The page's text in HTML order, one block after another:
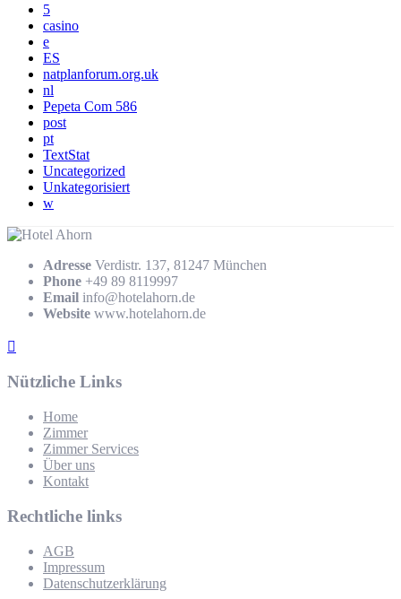
5
casino
e
ES
natplanforum.org.uk
nl
Pepeta Com 586
post
pt
TextStat
Uncategorized
Unkategorisiert
w
Adresse Verdistr. 137, 81247 München
Phone +49 89 8119997
Email info@hotelahorn.de
Website www.hotelahorn.de
Nützliche Links
Home
Zimmer
Zimmer Services
Über uns
Kontakt
Rechtliche links
AGB
Impressum
Datenschutzerklärung